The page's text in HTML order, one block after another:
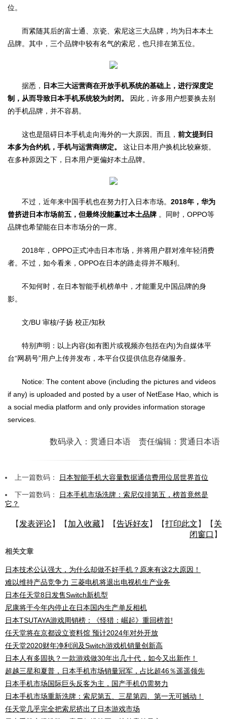
位。
而紧随其后的富士通、京瓷、索尼这三大品牌，均为日本本土
品牌。其中，三个品牌中较有名气的索尼，也只排在第五位。
据悉， 日本三大运营商在开放手机系统的基础上，进行深度定
制，从而导致日本手机系统较为封闭。
因此，许多用户想要换去别
的手机品牌，并不容易。
这也是阻碍日本手机走向海外的一大原因。而且， 前文提到日
本多为合约机，手机与运营商绑定。
这让日本用户换机比较麻烦。
在多种原因之下，日本用户更偏好本土品牌。
不过，近年来中国手机也在努力打入日本市场。 2018年，华为
曾挤进日本市场前五，但最终没能赢过本土品牌 。同时，OPPO等
品牌也希望能在日本市场分的一席。
2018年，OPPO正式冲击日本市场，并将用户群对准年轻消费
者。不过，如今看来，OPPO在日本的路走得并不顺利。
不知何时，在日本智能手机榜单中，才能重见中国品牌的身
影。
文/BU 审核/子扬 校正/知秋
特别声明：以上内容(如有图片或视频亦包括在内)为自媒体平
台“网易号”用户上传并发布，本平台仅提供信息存储服务。
Notice: The content above (including the pictures and videos
if any) is uploaded and posted by a user of NetEase Hao, which is
a social media platform and only provides information storage
services.
数码录入：贯通日本语 责任编辑：贯通日本语
上一篇数码： 日本智能手机大容量数据通信费用位居世界首位
下一篇数码：
日本手机市场洗牌：索尼仅排第五，榜首竟然是
它？
【 发表评论】【 加入收藏】【告诉好友】【打印此文 】【 关
闭窗口 】
相关文章
日本技术公认强大，为什么却做不好手机？原来有这2大原因！
难以维持产品竞争力 三菱电机将退出电视机生产业务
日本任天堂8日发售Switch新机型
尼康将于今年内停止在日本国内生产单反相机
日本TSUTAYA游戏周销榜：《怪猎：崛起》重回榜首!
任天堂将在京都设立资料馆 预计2024年对外开放
任天堂2020财年净利润及Switch游戏机销量创新高
日本人有多固执？一款游戏做30年出几十代，如今又出新作！
超越三星和夏普，日本手机市场销量冠军，占比超46％遥遥领先
日本手机市场国际巨头反客为主，国产手机仍需努力
日本手机市场重新洗牌：索尼第五、三星第四、第一无可撼动！
任天堂几乎完全把索尼挤出了日本游戏市场